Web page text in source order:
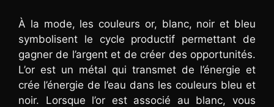
À la mode, les couleurs or, blanc, noir et bleu
symbolisent le cycle productif permettant de
gagner de l’argent et de créer des opportunités.
L’or est un métal qui transmet de l’énergie et
crée l’énergie de l’eau dans les couleurs bleu et
noir. Lorsque l’or est associé au blanc, vous